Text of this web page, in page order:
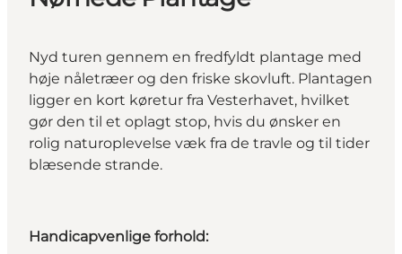
Nyd turen gennem en fredfyldt plantage med
høje nåletræer og den friske skovluft. Plantagen
ligger en kort køretur fra Vesterhavet, hvilket
gør den til et oplagt stop, hvis du ønsker en
rolig naturoplevelse væk fra de travle og til tider
blæsende strande.
Handicapvenlige forhold: